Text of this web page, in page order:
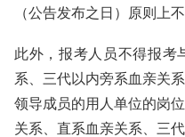
（公告发布之日）原则上不
此外，报考人员不得报考
系、三代以内旁系血亲关
领导成员的用人单位的岗
关系、直系血亲关系、三